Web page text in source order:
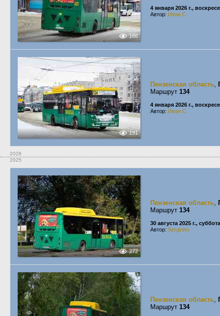
166
4 января 2026 г.,
Автор: Иван С.
191
Пензенская область,
Маршрут 134
4 января 2026 г.,
Автор: Иван С.
2026
2025
272
Пензенская область,
Маршрут 134
30 августа 2025 г., суббота
Автор: Serginho
Пензенская область,
Маршрут 134